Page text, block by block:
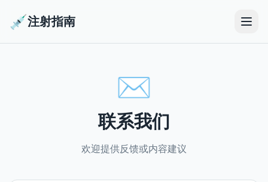
💉注射指南
✉️
联系我们
欢迎提供反馈或内容建议